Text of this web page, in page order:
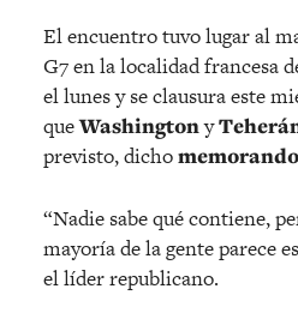
El encuentro tuvo lugar al
G7 en la localidad francesa
el lunes y se clausura este
queWashingtony
previsto, dichomemorando
“Nadie sabe qué contiene,
mayoría de la gente parece
el líder republicano.